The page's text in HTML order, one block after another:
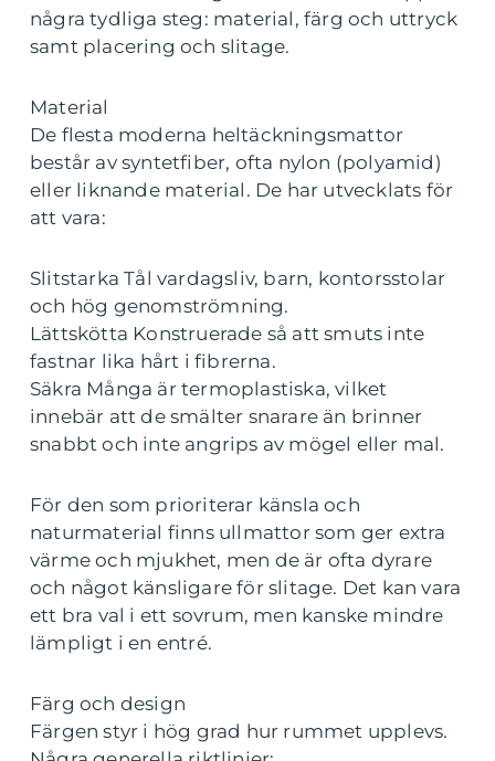
några tydliga steg: material, färg och uttryck
samt placering och slitage.
Material
De flesta moderna heltäckningsmattor
består av syntetfiber, ofta nylon (polyamid)
eller liknande material. De har utvecklats för
att vara:
Slitstarka Tål vardagsliv, barn, kontorsstolar
och hög genomströmning.
Lättskötta Konstruerade så att smuts inte
fastnar lika hårt i fibrerna.
Säkra Många är termoplastiska, vilket
innebär att de smälter snarare än brinner
snabbt och inte angrips av mögel eller mal.
För den som prioriterar känsla och
naturmaterial finns ullmattor som ger extra
värme och mjukhet, men de är ofta dyrare
och något känsligare för slitage. Det kan vara
ett bra val i ett sovrum, men kanske mindre
lämpligt i en entré.
Färg och design
Färgen styr i hög grad hur rummet upplevs.